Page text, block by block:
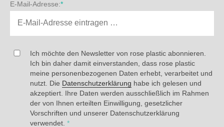
E-Mail-Adresse:*
Ich möchte den Newsletter von rose plastic abonnieren.
Ich bin daher damit einverstanden, dass rose plastic
meine personenbezogenen Daten erhebt, verarbeitet und
nutzt. Die Datenschutzerklärung habe ich gelesen und
akzeptiert. Ihre Daten werden ausschließlich im Rahmen
der von Ihnen erteilten Einwilligung, gesetzlicher
Vorschriften und unserer Datenschutzerklärung
verwendet. *